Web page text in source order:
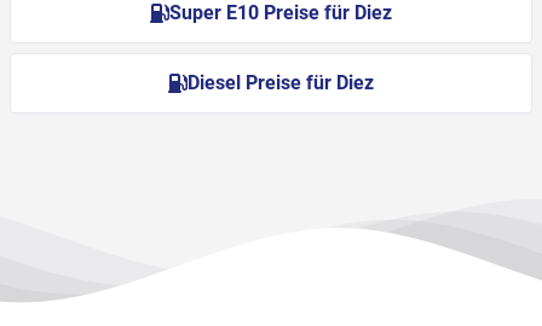
Super E10 Preise für Diez
Diesel Preise für Diez